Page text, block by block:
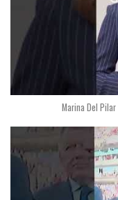
Marina Del